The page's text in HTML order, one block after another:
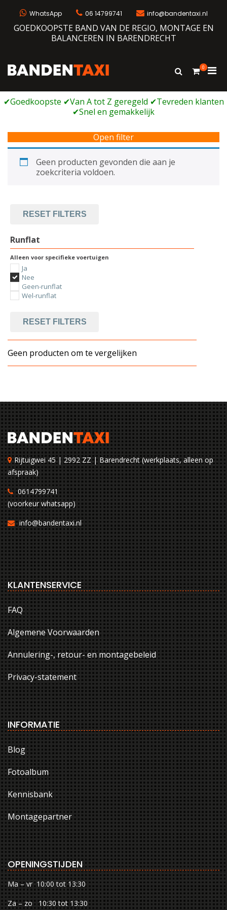
WhatsApp 06 14799741 info@bandentaxi.nl
GOEDKOOPSTE BAND VAN DE REGIO, MONTAGE EN
BALANCEREN IN BARENDRECHT
Bandengarage met eigen webshop
Toon
0
voor
Open filter
Geen producten gevonden die aan je
zoekcriteria voldoen.
RESET FILTERS
Runflat
Alleen voor specifieke voertuigen
Ja
Nee
Geen-runflat
Wel-runflat
RESET FILTERS
Geen producten om te vergelijken
Rijtuigwei 45 | 2992 ZZ | Barendrecht (werkplaats, alleen op
afspraak)
0614799741
(voorkeur whatsapp)
info@bandentaxi.nl
KLANTENSERVICE
FAQ
Algemene Voorwaarden
Annulering-, retour- en montagebeleid
Privacy-statement
INFORMATIE
Blog
Fotoalbum
Kennisbank
Montagepartner
OPENINGSTIJDEN
Ma – vr 10:00 tot 13:30
Za – zo 10:30 tot 13:30